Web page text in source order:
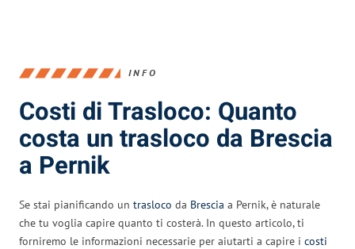
INFO
Costi di Trasloco: Quanto
costa un trasloco da Brescia
a Pernik
Se stai pianificando un trasloco da Brescia a Pernik, è naturale
che tu voglia capire quanto ti costerà. In questo articolo, ti
forniremo le informazioni necessarie per aiutarti a capire i costi